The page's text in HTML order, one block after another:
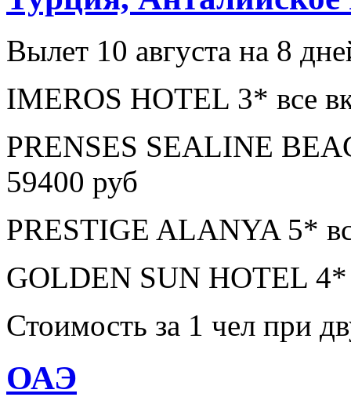
Вылет 10 августа на 8
IMEROS HOTEL 3* все
PRENSES SEALINE
59400 руб
PRESTIGE ALANYA 5*
GOLDEN SUN HOTEL 4*
Стоимость за 1 чел при
ОАЭ